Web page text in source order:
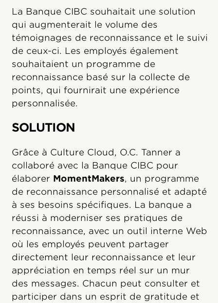
La Banque CIBC souhaitait une solution
qui augmenterait le volume des
témoignages de reconnaissance et le suivi
de ceux-ci. Les employés également
souhaitaient un programme de
reconnaissance basé sur la collecte de
points, qui fournirait une expérience
personnalisée.
SOLUTION
Grâce à Culture Cloud, O.C. Tanner a
collaboré avec la Banque CIBC pour
élaborer MomentMakers, un programme
de reconnaissance personnalisé et adapté
à ses besoins spécifiques. La banque a
réussi à moderniser ses pratiques de
reconnaissance, avec un outil interne Web
où les employés peuvent partager
directement leur reconnaissance et leur
appréciation en temps réel sur un mur
des messages. Chacun peut consulter et
participer dans un esprit de gratitude et